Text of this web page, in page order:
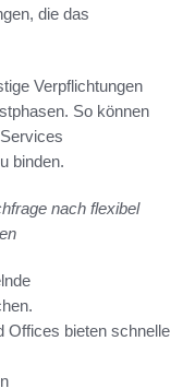
die das
Verpflichtungen
So können
binden.
nach flexibel
Offices bieten schnelle